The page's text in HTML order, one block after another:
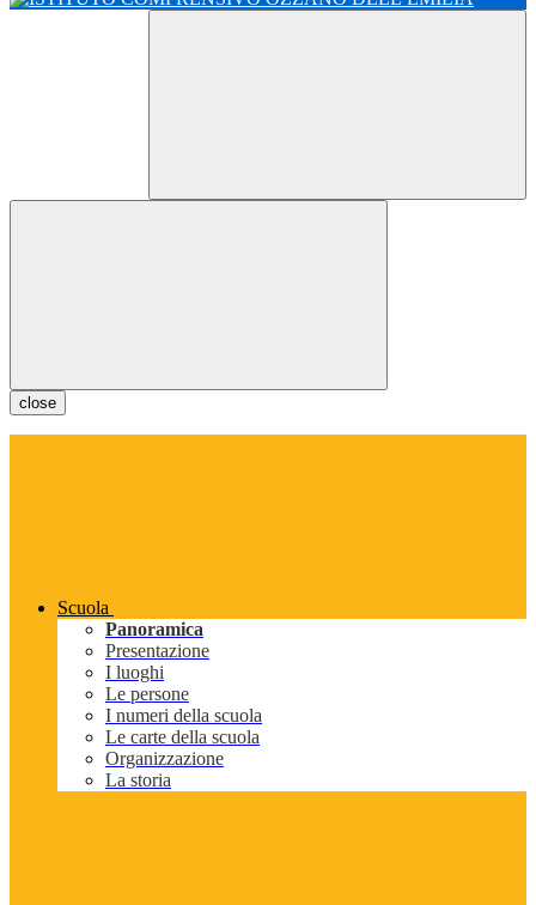
close
Scuola
Panoramica
Presentazione
I luoghi
Le persone
I numeri della scuola
Le carte della scuola
Organizzazione
La storia